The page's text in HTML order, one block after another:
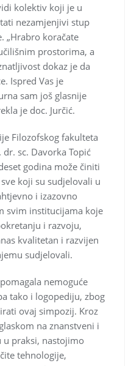
kolektiv koji je u
nezamjenjivi stup
„Hrabro koračate
prostorima, a
dokaz je da
Ispred Vas je
sam još glasnije
je doc. Jurčić.
Filozofskog fakulteta
sc. Davorka Topić
godina može činiti
koji su sudjelovali u
i izazovno
svim institucijama koje
i razvoju,
kvalitetan i razvijen
sudjelovali.
nemoguće
tako i logopediju, zbog
ovaj simpozij. Kroz
na znanstveni i
praksi, nastojimo
tehnologije,